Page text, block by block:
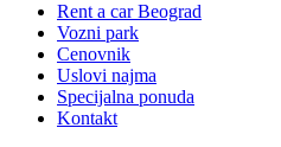
Rent a car Beograd
Vozni park
Cenovnik
Uslovi najma
Specijalna ponuda
Kontakt